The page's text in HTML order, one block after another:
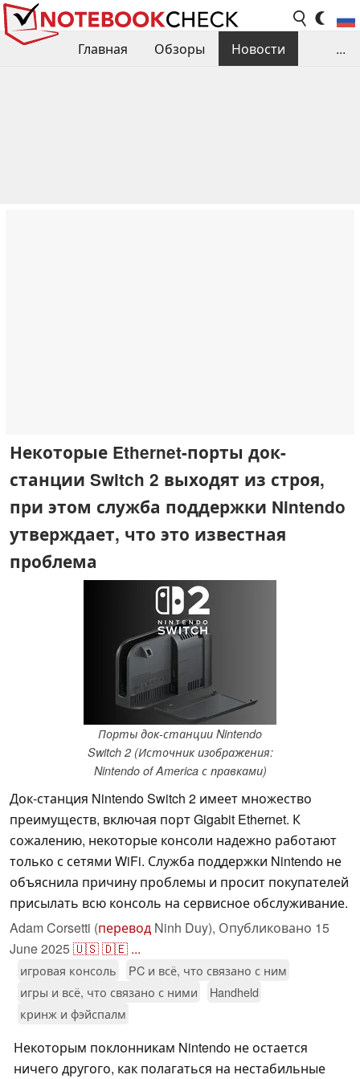
Главная Обзоры
Новости
...
Некоторые Ethernet-порты док-
станции Switch 2 выходят из строя,
при этом служба поддержки Nintendo
утверждает, что это известная
проблема
Порты док-станции Nintendo
Switch 2 (Источник изображения:
Nintendo of America с правками)
Док-станция Nintendo Switch 2 имеет множество
преимуществ, включая порт Gigabit Ethernet. К
сожалению, некоторые консоли надежно работают
только с сетями WiFi. Служба поддержки Nintendo не
объяснила причину проблемы и просит покупателей
присылать всю консоль на сервисное обслуживание.
Adam Corsetti (перевод Ninh Duy), Опубликовано 15
June 2025🇺🇸🇩🇪 ...
игровая консоль
PC и всё, что связано с ним
игры и всё, что связано с ними
Handheld
кринж и фэйспалм
Некоторым поклонникам Nintendo не остается
ничего другого, как полагаться на нестабильные